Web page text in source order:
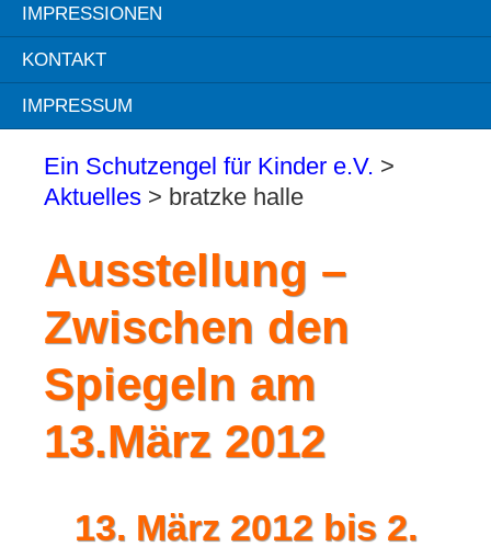
IMPRESSIONEN
KONTAKT
IMPRESSUM
Ein Schutzengel für Kinder e.V. >
Aktuelles > bratzke halle
Ausstellung –
Zwischen den
Spiegeln am
13.März 2012
13. März 2012 bis 2.